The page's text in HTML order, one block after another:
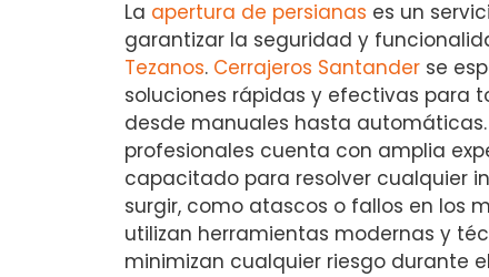
La apertura de persianas es un
garantizar la seguridad y
Tezanos. Cerrajeros Santander se
soluciones rápidas y efectivas para
desde manuales hasta automáticas.
profesionales cuenta con amplia
capacitado para resolver cualquier
surgir, como atascos o fallos en los
utilizan herramientas modernas y
minimizan cualquier riesgo durante